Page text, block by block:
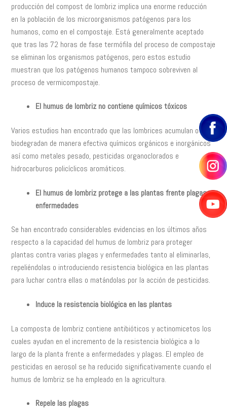
producción del compost de lombriz implica una enorme reducción
en la población de los microorganismos patógenos para los
humanos, como en el compostaje. Está generalmente aceptado
que tras las 72 horas de fase termófila del proceso de compostaje
se eliminan los organismos patógenos, pero estos estudio
muestran que los patógenos humanos tampoco sobreviven al
proceso de vermicompostaje.
El humus de lombriz no contiene químicos tóxicos
Varios estudios han encontrado que las lombrices acumulan o
biodegradan de manera efectiva químicos orgánicos e inorgánicos
así como metales pesado, pesticidas organoclorados e
hidrocarburos policíclicos aromáticos.
El humus de lombriz protege a las plantas frente plagas y
enfermedades
Se han encontrado considerables evidencias en los últimos años
respecto a la capacidad del humus de lombriz para proteger
plantas contra varias plagas y enfermedades tanto al eliminarlas,
repeliéndolas o introduciendo resistencia biológica en las plantas
para luchar contra ellas o matándolas por la acción de pesticidas.
Induce la resistencia biológica en las plantas
La composta de lombriz contiene antibióticos y actinomicetos los
cuales ayudan en el incremento de la resistencia biológica a lo
largo de la planta frente a enfermedades y plagas. El empleo de
pesticidas en aerosol se ha reducido significativamente cuando el
humus de lombriz se ha empleado en la agricultura.
Repele las plagas